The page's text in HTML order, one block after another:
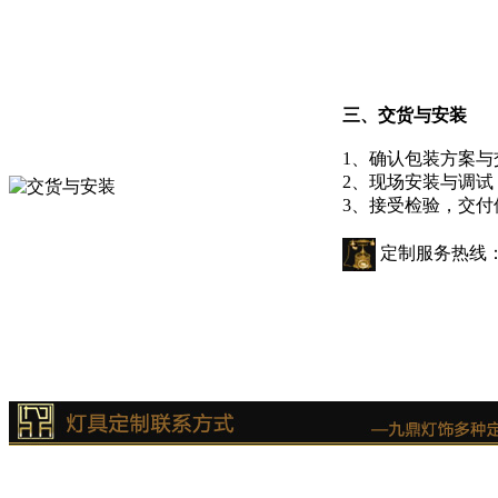
三、交货与安装
1、确认包装方案
2、现场安装与调试
3、接受检验，交付
定制服务热线